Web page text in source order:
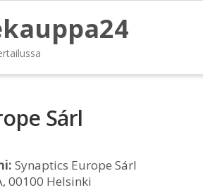
Sárl
Synaptics Europe Sárl
00100 Helsinki